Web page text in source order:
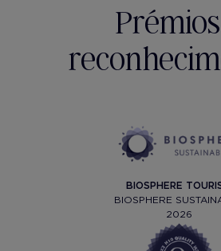
BIOSPHERE
BIOSPHERE
2026